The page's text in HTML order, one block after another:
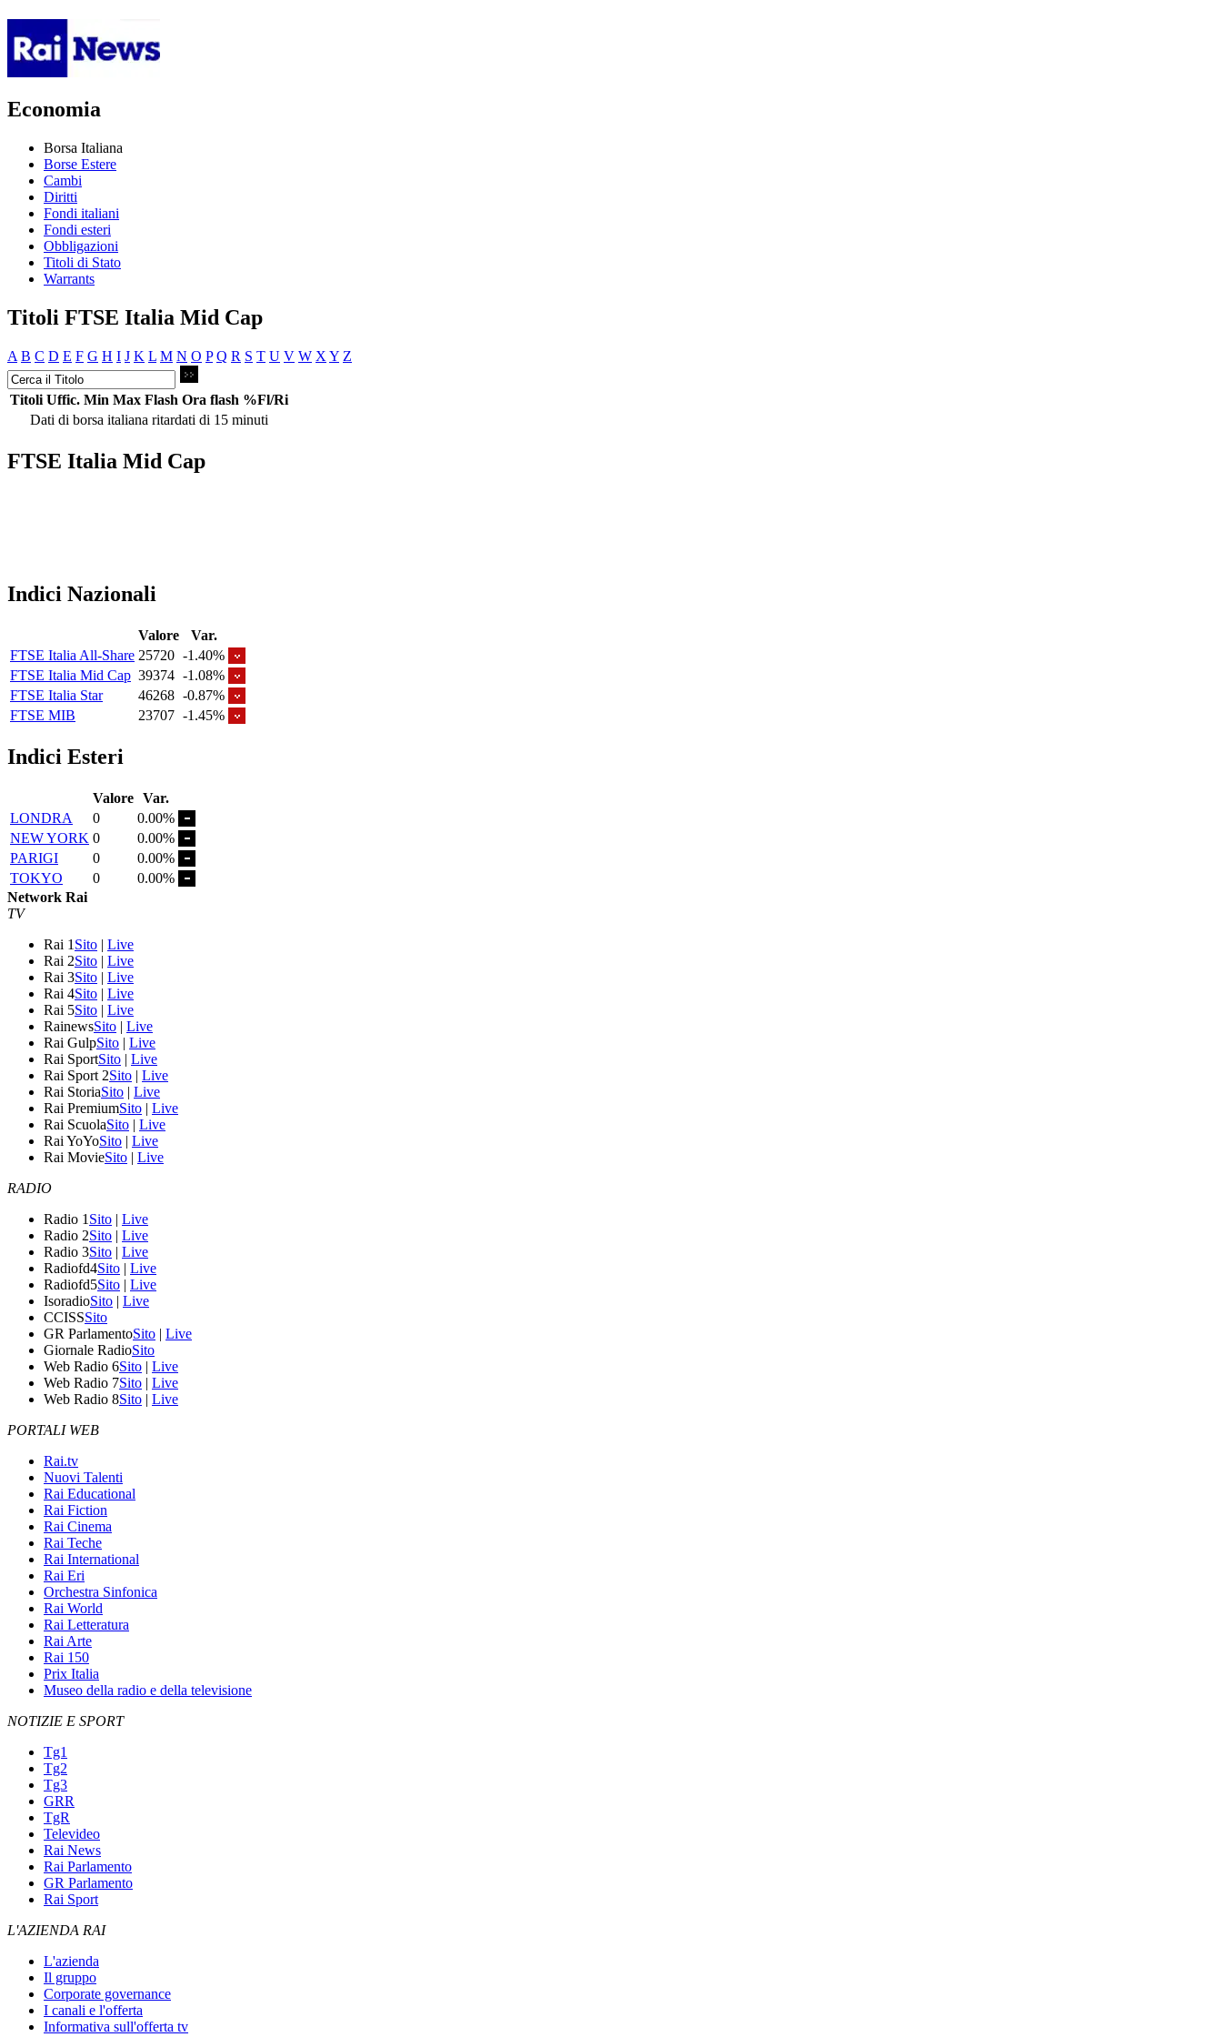
Economia
Borsa Italiana
Borse Estere
Cambi
Diritti
Fondi italiani
Fondi esteri
Obbligazioni
Titoli di Stato
Warrants
Titoli FTSE Italia Mid Cap
A B C D E F G H I J K L M N O P Q R S T U V W X Y Z
Titoli Uffic. Min Max Flash Ora flash %Fl/Ri
Dati di borsa italiana ritardati di 15 minuti
FTSE Italia Mid Cap
Indici Nazionali
Valore
Var.
FTSE Italia All-Share 25720 -1.40%
FTSE Italia Mid Cap 39374 -1.08%
FTSE Italia Star
46268 -0.87%
FTSE MIB
23707 -1.45%
Indici Esteri
Valore Var.
LONDRA
0
0.00%
NEW YORK 0
0.00%
PARIGI
0
0.00%
TOKYO
0
0.00%
Network Rai
TV
Rai 1 Sito | Live
Rai 2Sito | Live
Rai 3Sito | Live
Rai 4Sito | Live
Rai 5Sito | Live
RainewsSito | Live
Rai GulpSito | Live
Rai SportSito | Live
Rai Sport 2Sito | Live
Rai StoriaSito | Live
Rai PremiumSito | Live
Rai ScuolaSito | Live
Rai YoYoSito | Live
Rai MovieSito | Live
RADIO
Radio 1 Sito | Live
Radio 2Sito | Live
Radio 3Sito | Live
Radiofd4Sito | Live
Radiofd5Sito | Live
IsoradioSito | Live
CCISSSito
GR ParlamentoSito | Live
Giornale RadioSito
Web Radio 6Sito | Live
Web Radio 7Sito | Live
Web Radio 8Sito | Live
PORTALI WEB
Rai.tv
Nuovi Talenti
Rai Educational
Rai Fiction
Rai Cinema
Rai Teche
Rai International
Rai Eri
Orchestra Sinfonica
Rai World
Rai Letteratura
Rai Arte
Rai 150
Prix Italia
Museo della radio e della televisione
NOTIZIE E SPORT
Tg1
Tg2
Tg3
GRR
TgR
Televideo
Rai News
Rai Parlamento
GR Parlamento
Rai Sport
L'AZIENDA RAI
L'azienda
Il gruppo
Corporate governance
I canali e l'offerta
Informativa sull'offerta tv